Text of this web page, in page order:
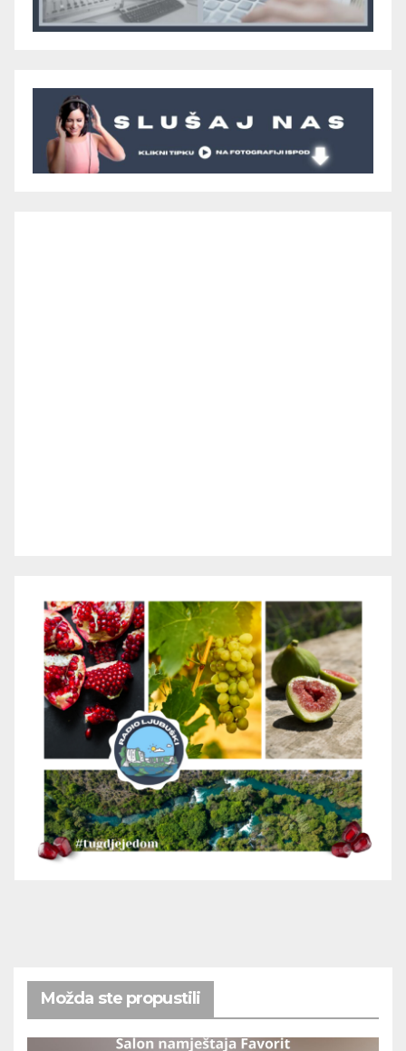
Možda ste propustili